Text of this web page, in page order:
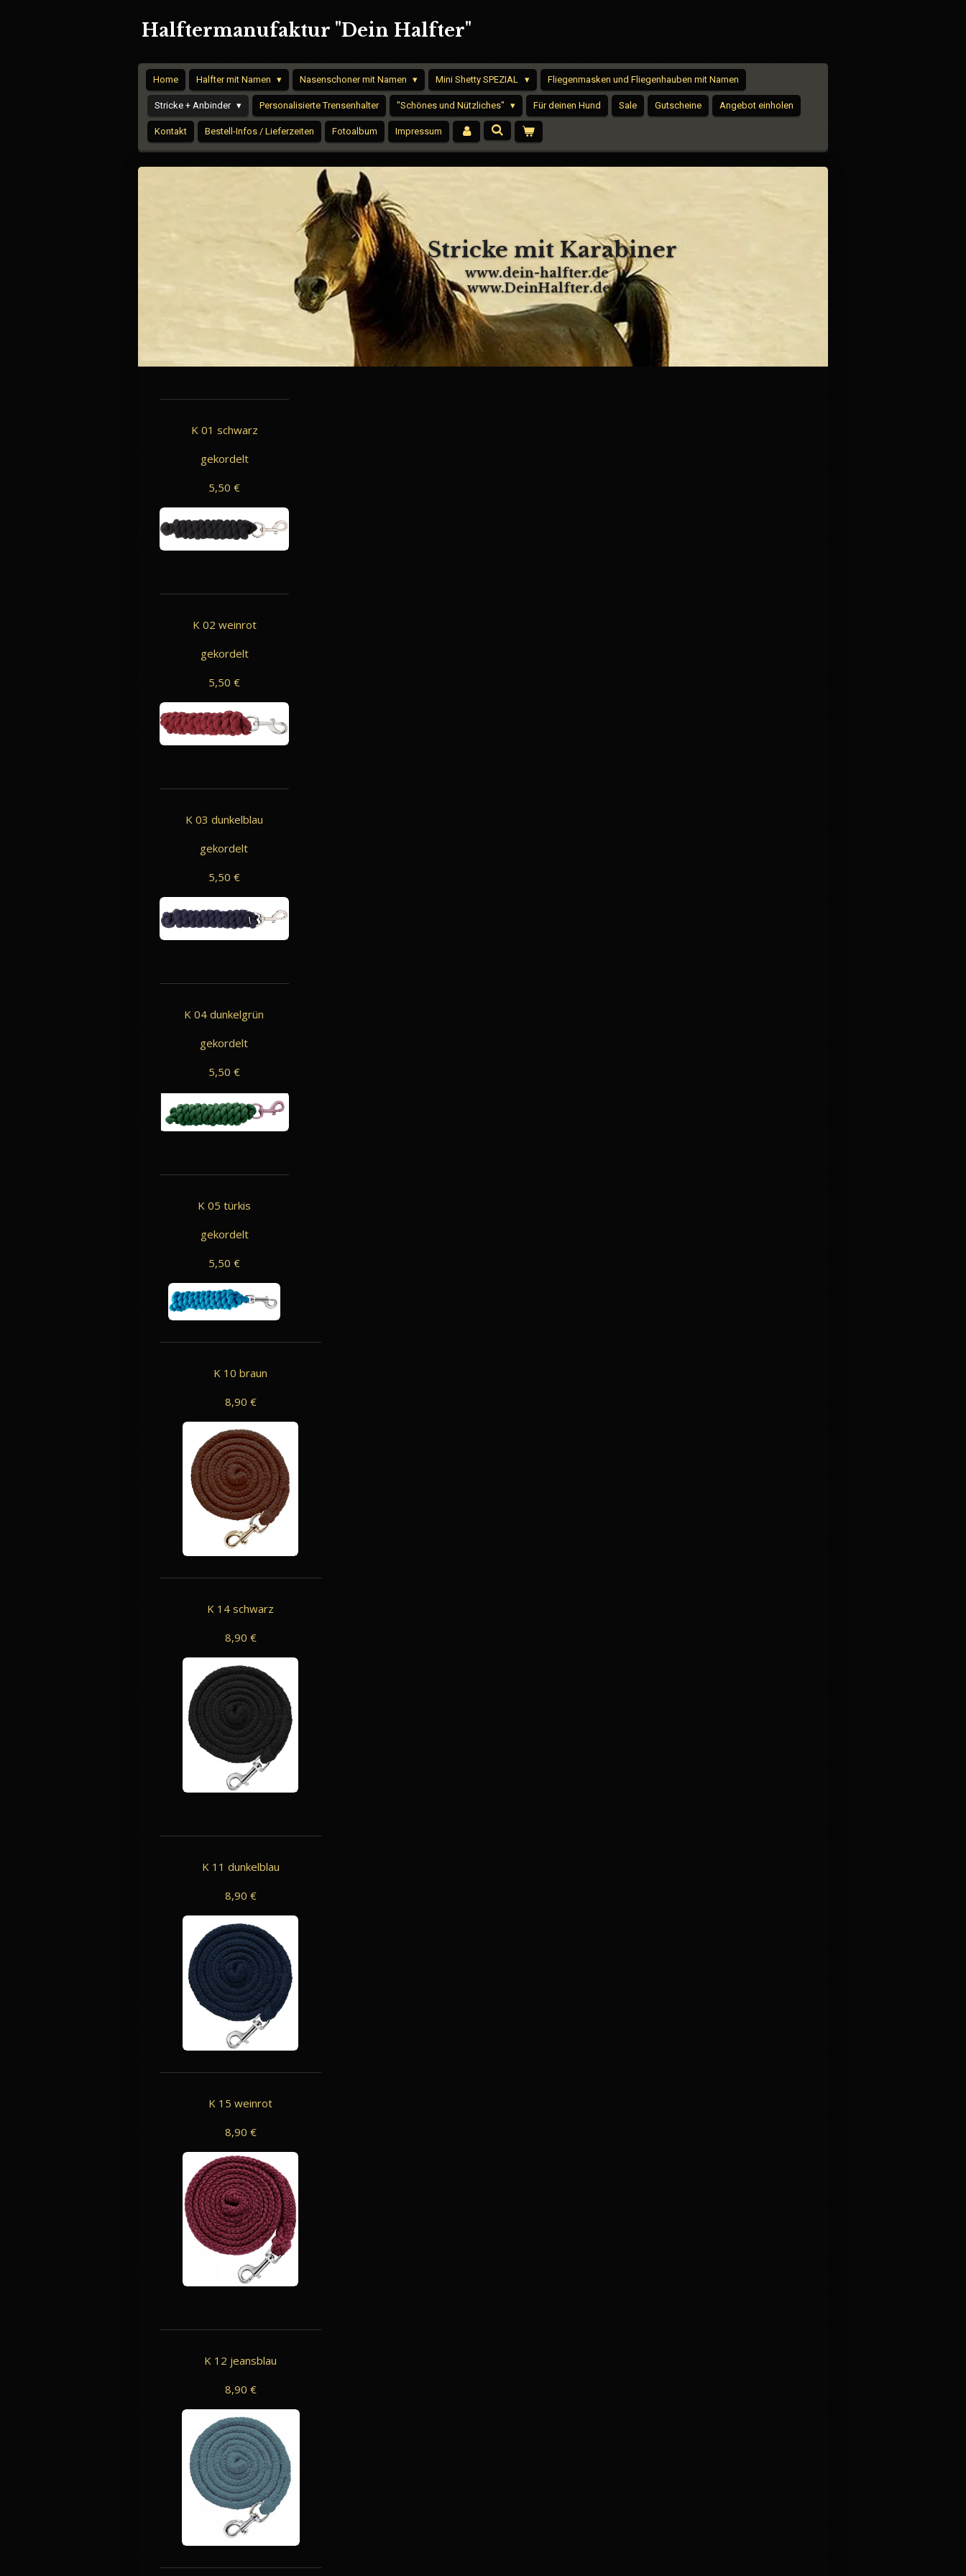
Halftermanufaktur "Dein Halfter"
Home Halfter mit Namen Nasenschoner mit Namen Mini Shetty SPEZIAL Fliegenmasken und Fliegenhauben mit Namen
Stricke + Anbinder Personalisierte Trensenhalter "Schönes und Nützliches" Für deinen Hund Sale Gutscheine Angebot einholen
Kontakt Bestell-Infos / Lieferzeiten Fotoalbum Impressum
Stricke mit Karabiner
www.dein-halfter.de
www.DeinHalfter.de
K 01 schwarz
gekordelt
5,50 €
K 02 weinrot
gekordelt
5,50 €
K 03 dunkelblau
gekordelt
5,50 €
K 04 dunkelgrün
gekordelt
5,50 €
K 05 türkis
gekordelt
5,50 €
K 10 braun
8,90 €
K 14 schwarz
8,90 €
K 11 dunkelblau
8,90 €
K 15 weinrot
8,90 €
K 12 jeansblau
8,90 €